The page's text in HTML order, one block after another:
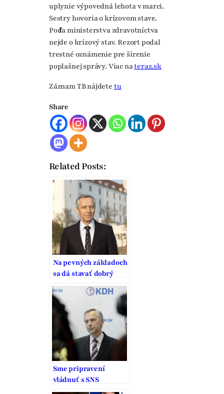
uplynie výpovedná lehota v marci.
Sestry hovoria o krízovom stave.
Podľa ministerstva zdravotníctva
nejde o krízový stav. Rezort podal
trestné oznámenie pre šírenie
poplašnej správy. Viac nateraz.sk
Záznam TB nájdete tu
Share
Related Posts:
Na pevných základoch
sa dá stavať dobrý
domov
Sme pripravení
vládnuť s SNS